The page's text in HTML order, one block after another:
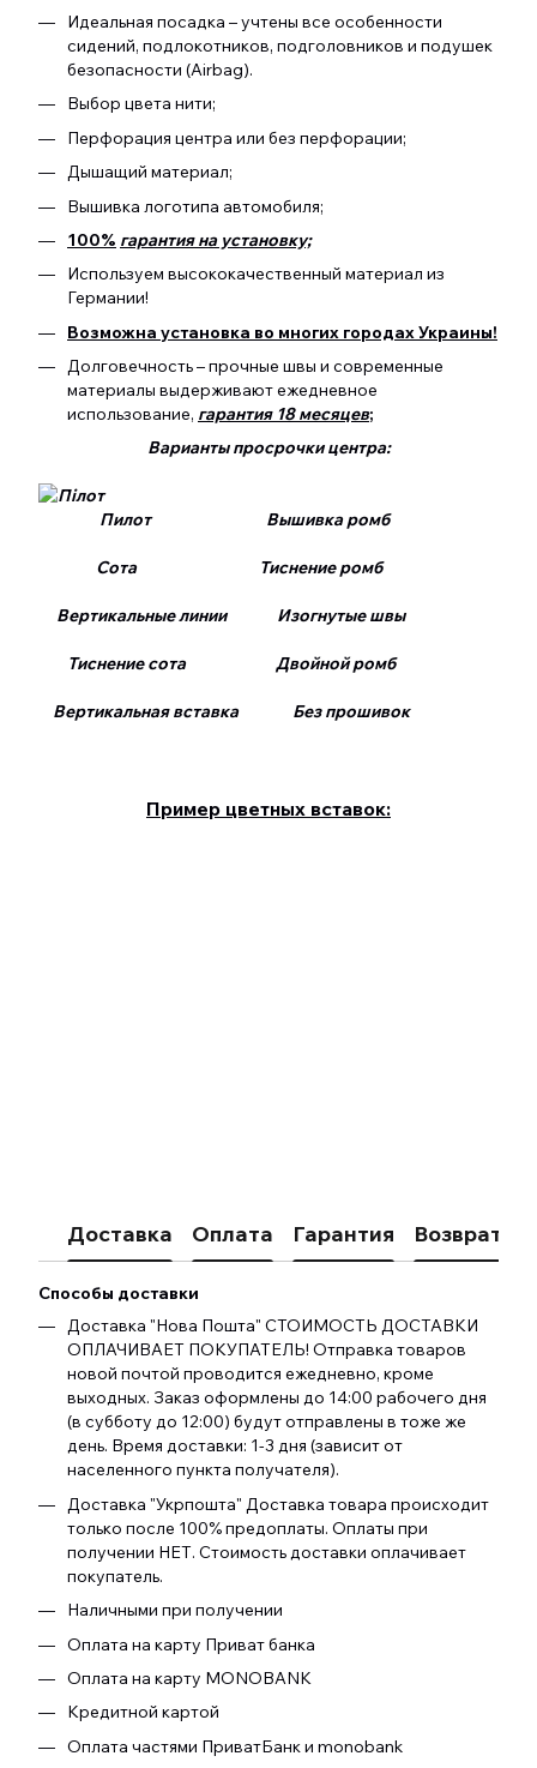
Идеальная посадка – учтены все особенности
сидений, подлокотников, подголовников и подушек
безопасности (Airbag).
Выбор цвета нити;
Перфорация центра или без перфорации;
Дышащий материал;
Вышивка логотипа автомобиля;
100% гарантия на установку;
Используем высококачественный материал из
Германии!
Возможна установка во многих городах Украины!
Долговечность – прочные швы и современные
материалы выдерживают ежедневное
использование, гарантия 18 месяцев;
Варианты просрочки центра:
Пилот Вышивка ромб
Сота Тиснение ромб
Вертикальные линии Изогнутые швы
Тиснение сота Двойной ромб
Вертикальная вставка Без прошивок
Пример цветных вставок:
Доставка Оплата Гарантия Возврат
Способы доставки
Доставка "Нова Пошта" СТОИМОСТЬ ДОСТАВКИ
ОПЛАЧИВАЕТ ПОКУПАТЕЛЬ! Отправка товаров
новой почтой проводится ежедневно, кроме
выходных. Заказ оформлены до 14:00 рабочего дня
(в субботу до 12:00) будут отправлены в тоже же
день. Время доставки: 1-3 дня (зависит от
населенного пункта получателя).
Доставка "Укрпошта" Доставка товара происходит
только после 100% предоплаты. Оплаты при
получении НЕТ. Стоимость доставки оплачивает
покупатель.
Наличными при получении
Оплата на карту Приват банка
Оплата на карту MONOBANK
Кредитной картой
Оплата частями ПриватБанк и monobank